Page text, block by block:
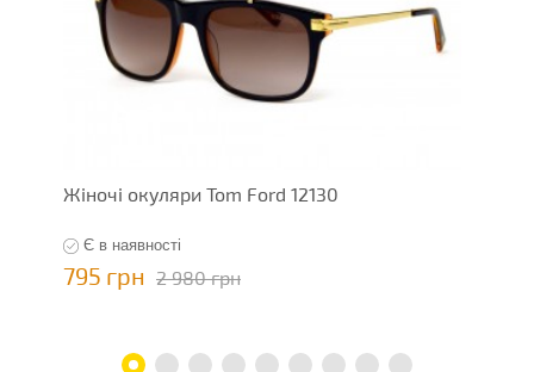
Жіночі окуляри Tom Ford 12130
Є в наявності
795 грн 2 980 грн